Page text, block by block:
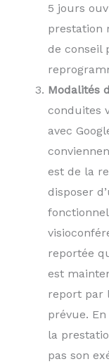
5 jours
prestation
de conseil
Modalités
conduites
avec
est de la
disposer
reportée
est
report par
prévue.
la
pas son